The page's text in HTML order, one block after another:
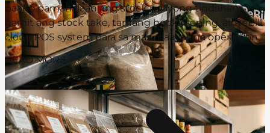
paano pamahalaan ang stock ng iyong tindahan
gamit ang stock take, tamang bookkeeping, at ReBill
cloud POS system para sa mas maayos na operasyon.
READ MORE